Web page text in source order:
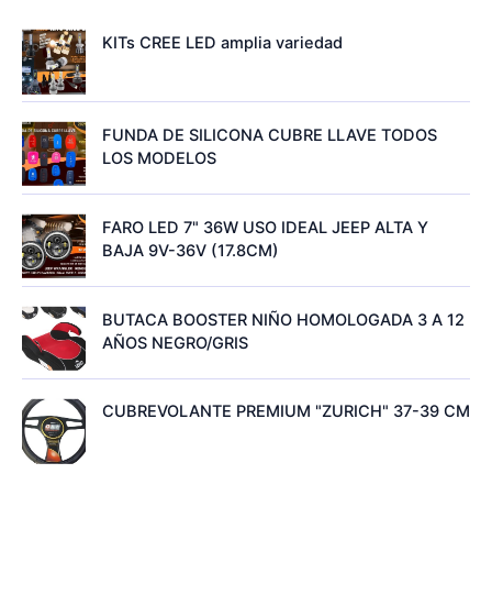
KITs CREE LED amplia variedad
FUNDA DE SILICONA CUBRE LLAVE TODOS
LOS MODELOS
FARO LED 7" 36W USO IDEAL JEEP ALTA Y
BAJA 9V-36V (17.8CM)
BUTACA BOOSTER NIÑO HOMOLOGADA 3 A 12
AÑOS NEGRO/GRIS
CUBREVOLANTE PREMIUM "ZURICH" 37-39 CM